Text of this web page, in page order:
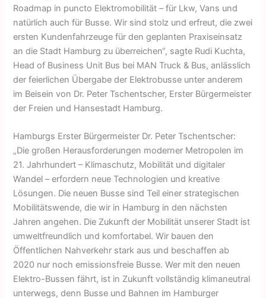
Roadmap in puncto Elektromobilität – für Lkw, Vans und
natürlich auch für Busse. Wir sind stolz und erfreut, die zwei
ersten Kundenfahrzeuge für den geplanten Praxiseinsatz
an die Stadt Hamburg zu überreichen“, sagte Rudi Kuchta,
Head of Business Unit Bus bei MAN Truck & Bus, anlässlich
der feierlichen Übergabe der Elektrobusse unter anderem
im Beisein von Dr. Peter Tschentscher, Erster Bürgermeister
der Freien und Hansestadt Hamburg.
Hamburgs Erster Bürgermeister Dr. Peter Tschentscher:
„Die großen Herausforderungen moderner Metropolen im
21. Jahrhundert – Klimaschutz, Mobilität und digitaler
Wandel – erfordern neue Technologien und kreative
Lösungen. Die neuen Busse sind Teil einer strategischen
Mobilitätswende, die wir in Hamburg in den nächsten
Jahren angehen. Die Zukunft der Mobilität unserer Stadt ist
umweltfreundlich und komfortabel. Wir bauen den
Öffentlichen Nahverkehr stark aus und beschaffen ab
2020 nur noch emissionsfreie Busse. Wer mit den neuen
Elektro-Bussen fährt, ist in Zukunft vollständig klimaneutral
unterwegs, denn Busse und Bahnen im Hamburger